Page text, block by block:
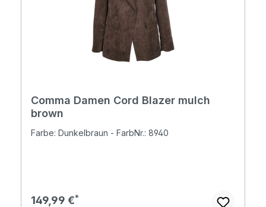
Comma Damen Cord Blazer mulch
brown
Farbe: Dunkelbraun - FarbNr.: 8940
Regulärer Preis:
149,99 €